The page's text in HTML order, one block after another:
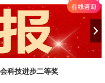
科技进步二等奖